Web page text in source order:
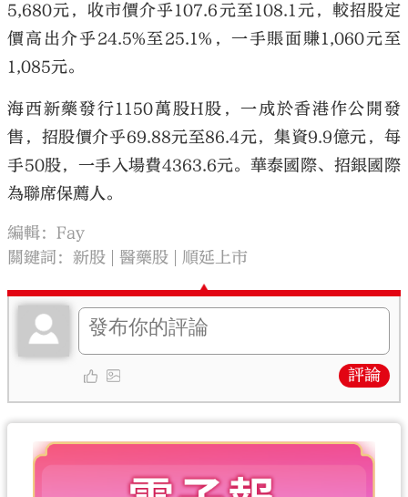
5,680元，收市價介乎107.6元至108.1元，較招股定
價高出介乎24.5%至25.1%，一手賬面賺1,060元至
1,085元。
海西新藥發行1150萬股H股，一成於香港作公開發
售，招股價介乎69.88元至86.4元，集資9.9億元，每
手50股，一手入場費4363.6元。華泰國際、招銀國際
為聯席保薦人。
編輯：Fay
關鍵詞：新股 醫藥股 順延上市
評論